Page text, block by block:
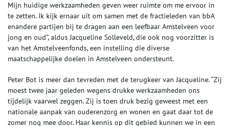
Mijn huidige werkzaamheden geven weer ruimte om me ervoor in
te zetten. Ik kijk ernaar uit om samen met de fractieleden van bbA
enandere partijen bij te dragen aan een leefbaar Amstelveen voor
jong en oud”, aldus Jacqueline Solleveld, die ook nog voorzitter is
van het Amstelveenfonds, een instelling die diverse
maatschappelijke doelen in Amstelveen ondersteunt.
Peter Bot is meer dan tevreden met de terugkeer van Jacqueline. “Zij
moest twee jaar geleden wegens drukke werkzaamheden ons
tijdelijk vaarwel zeggen. Zij is toen druk bezig geweest met een
nationale aanpak van ouderenzorg en wonen en gaat daar tot de
zomer nog mee door. Haar kennis op dit gebied kunnen we in een